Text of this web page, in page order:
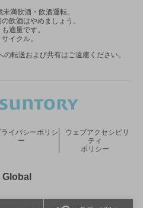
満飲酒・飲酒運転。
飲酒はやめましょう。
適量です。
イクル。
転送および共有はご遠慮ください。
ライバシーポリシ
ー
ウェブアクセシビリ
ティ
ポリシー
Global新しいウィンドウで開く